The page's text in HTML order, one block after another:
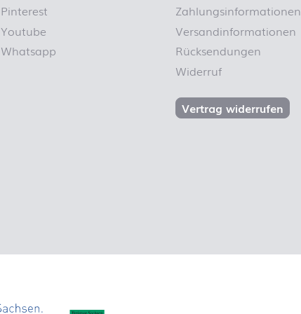
Pinterest
Youtube
Whatsapp
Zahlungsinformationen
Versandinformationen
Rücksendungen
Widerruf
Vertrag widerrufen